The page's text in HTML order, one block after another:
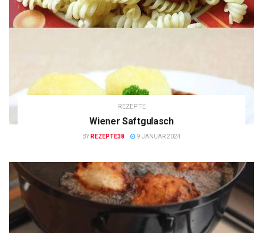
REZEPTE
Wiener Saftgulasch
BY REZEPTE38 9 JANUAR 2024